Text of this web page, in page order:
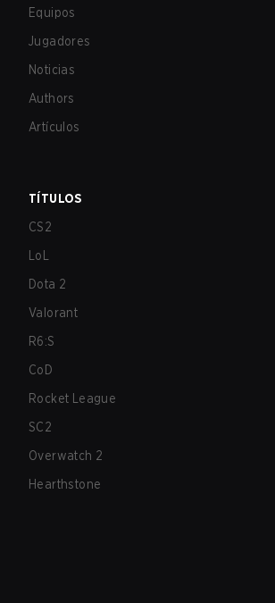
Equipos
Jugadores
Noticias
Authors
Artículos
TÍTULOS
CS2
LoL
Dota 2
Valorant
R6:S
CoD
Rocket League
SC2
Overwatch 2
Hearthstone